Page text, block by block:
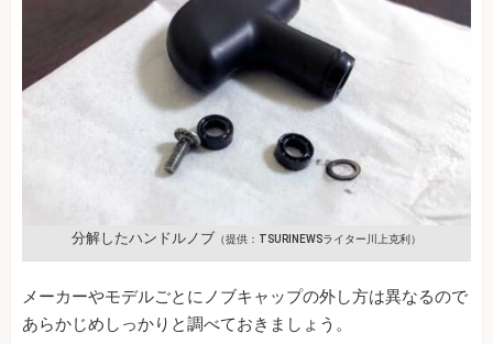
分解したハンドルノブ （提供：TSURINEWSライター川上克利）
メーカーやモデルごとにノブキャップの外し方は異なるので
あらかじめしっかりと調べておきましょう。